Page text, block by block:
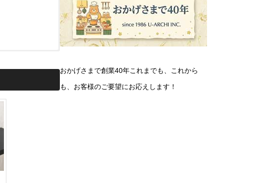
おかげさまで創業40年これまでも、これから
も、お客様のご要望にお応えします！